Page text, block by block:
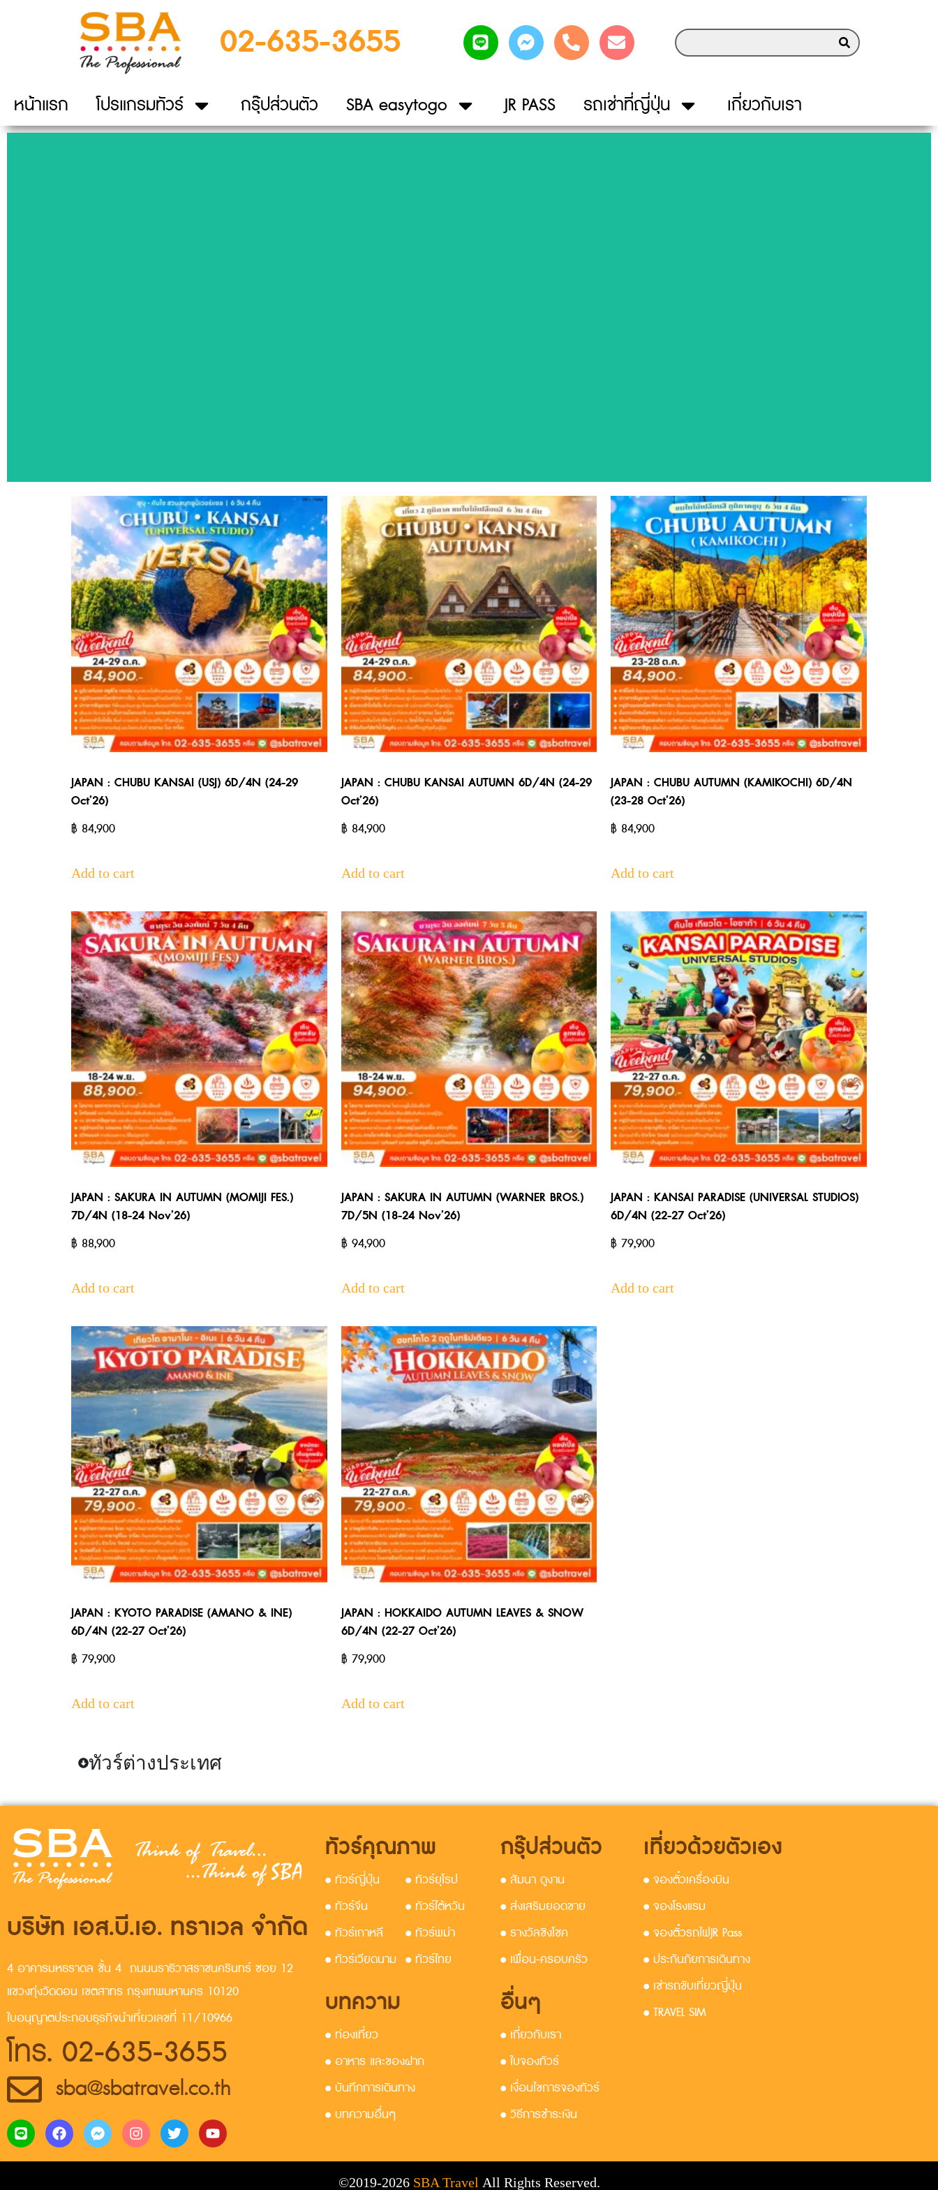
02-635-3655
หน้าแรก โปรแกรมทัวร์ กรุ๊ปส่วนตัว SBA easytogo JR PASS รถเช่าที่ญี่ปุ่น เกี่ยวกับเรา
ทัวร์แนะนำ
สัมผัสประสบการณ์ท่องเที่ยวหลากหลายประเทศ ด้วยโปรแกรมทัวร์คุณภาพจาก SBA Travel
JAPAN : CHUBU KANSAI (USJ) 6D/4N (24-29
Oct’26)
฿ 84,900
Add to cart
JAPAN : CHUBU KANSAI AUTUMN 6D/4N (24-29
Oct’26)
฿84,900
Add to cart
JAPAN : CHUBU AUTUMN (KAMIKOCHI) 6D/4N
(23-28 Oct’26)
฿ 84,900
Add to cart
JAPAN : SAKURA IN AUTUMN (MOMIJI FES.)
7D/4N (18-24 Nov’26)
฿ 88,900
Add to cart
JAPAN : SAKURA IN AUTUMN (WARNER BROS.)
7D/5N (18-24 Nov’26)
฿94,900
Add to cart
JAPAN : KANSAI PARADISE (UNIVERSAL STUDIOS)
6D/4N (22-27 Oct’26)
฿ 79,900
Add to cart
JAPAN : KYOTO PARADISE (AMANO & INE)
6D/4N (22-27 Oct’26)
฿ 79,900
Add to cart
JAPAN : HOKKAIDO AUTUMN LEAVES & SNOW
6D/4N (22-27 Oct’26)
฿79,900
Add to cart
ทัวร์ต่างประเทศ
บริษัท เอส.บี.เอ. ทราเวล จำกัด
4 อาคารมหธราดล ชั้น 4 ถนนนราธิวาสราชนครินทร์ ซอย 12
แขวงทุ่งวัดดอน เขตสาทร กรุงเทพมหานคร 10120
ใบอนุญาตประกอบธุรกิจนำเที่ยวเลขที่ 11/10966
โทร. 02-635-3655
sba@sbatravel.co.th
ทัวร์คุณภาพ
• ทัวร์ญี่ปุ่น
• ทัวร์ยุโรป
• ทัวร์จีน
• ทัวร์ไต้หวัน
• ทัวร์เกาหลี
• ทัวร์พม่า
• ทัวร์เวียดนาม • ทัวร์ไทย
บทความ
• ท่องเที่ยว
• อาหาร และของฝาก
• บันทึกการเดินทาง
• บทความอื่นๆ
กรุ๊ปส่วนตัว
• สัมนา ดูงาน
• ส่งเสริมยอดขาย
• รางวัลชิงโชค
• เพื่อน-ครอบครัว
อื่นๆ
• เกี่ยวกับเรา
• ใบจองทัวร์
• เงื่อนไขการจองทัวร์
• วิธีการชำระเงิน
เที่ยวด้วยตัวเอง
• จองตั๋วเครื่องบิน
• จองโรงแรม
• จองตั๋วรถไฟJR Pass
• ประกันภัยการเดินทาง
• เช่ารถขับเที่ยวญี่ปุ่น
• TRAVEL SIM
©2019-2026 SBA Travel All Rights Reserved.